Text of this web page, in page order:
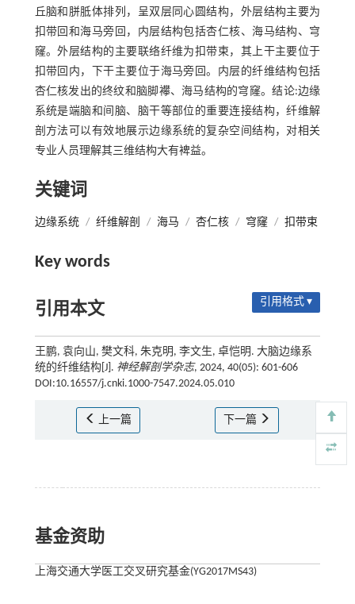
丘脑和胼胝体排列，呈双层同心圆结构，外层结构主要为
扣带回和海马旁回，内层结构包括杏仁核、海马结构、穹
窿。外层结构的主要联络纤维为扣带束，其上干主要位于
扣带回内，下干主要位于海马旁回。内层的纤维结构包括
杏仁核发出的终纹和脑脚襻、海马结构的穹窿。结论:边缘
系统是端脑和间脑、脑干等部位的重要连接结构，纤维解
剖方法可以有效地展示边缘系统的复杂空间结构，对相关
专业人员理解其三维结构大有裨益。
关键词
边缘系统 / 纤维解剖 / 海马 / 杏仁核 / 穹窿 / 扣带束
Key words
引用本文 引用格式 ▾
王鹏, 袁向山, 樊文科, 朱克明, 李文生, 卓恺明. 大脑边缘系
统的纤维结构[J]. 神经解剖学杂志, 2024, 40(05): 601-606
DOI:10.16557/j.cnki.1000-7547.2024.05.010
上一篇 下一篇
基金资助
上海交通大学医工交叉研究基金(YG2017MS43)